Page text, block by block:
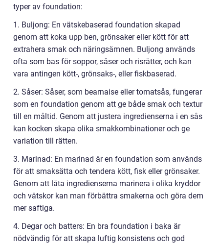
typer av foundation:
1. Buljong: En vätskebaserad foundation skapad
genom att koka upp ben, grönsaker eller kött för att
extrahera smak och näringsämnen. Buljong används
ofta som bas för soppor, såser och risrätter, och kan
vara antingen kött-, grönsaks-, eller fiskbaserad.
2. Såser: Såser, som bearnaise eller tomatsås, fungerar
som en foundation genom att ge både smak och textur
till en måltid. Genom att justera ingredienserna i en sås
kan kocken skapa olika smakkombinationer och ge
variation till rätten.
3. Marinad: En marinad är en foundation som används
för att smaksätta och tendera kött, fisk eller grönsaker.
Genom att låta ingredienserna marinera i olika kryddor
och vätskor kan man förbättra smakerna och göra dem
mer saftiga.
4. Degar och batters: En bra foundation i baka är
nödvändig för att skapa luftig konsistens och god